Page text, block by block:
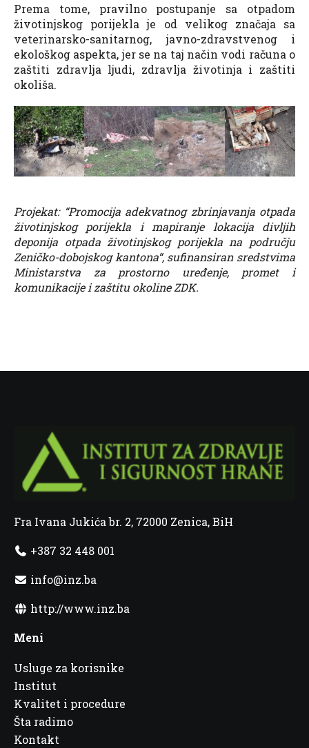
Prema tome, pravilno postupanje sa otpadom
životinjskog porijekla je od velikog značaja sa
veterinarsko-sanitarnog, javno-zdravstvenog i
ekološkog aspekta, jer se na taj način vodi računa o
zaštiti zdravlja ljudi, zdravlja životinja i zaštiti
okoliša.
Projekat: “Promocija adekvatnog zbrinjavanja otpada
životinjskog porijekla i mapiranje lokacija divljih
deponija otpada životinjskog porijekla na području
Zeničko-dobojskog kantona“, sufinansiran sredstvima
Ministarstva za prostorno uređenje, promet i
komunikacije i zaštitu okoline ZDK.
Fra Ivana Jukića br. 2, 72000 Zenica, BiH
+387 32 448 001
info@inz.ba
http://www.inz.ba
Meni
Usluge za korisnike
Institut
Kvalitet i procedure
Šta radimo
Kontakt